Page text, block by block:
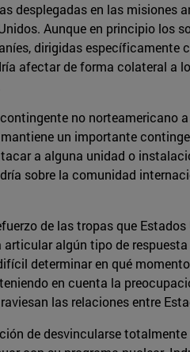
desplegadas en las
Aunque en principio los
dirigidas específicamente
afectar de forma colateral a
no norteamericano
un importante
a alguna unidad o
sobre la comunidad
de las tropas que
algún tipo de
determinar en qué
en cuenta la
las relaciones entre
de desvincularse